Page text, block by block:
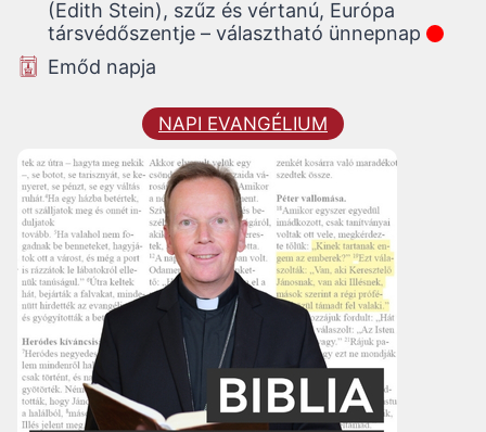
(Edith Stein), szűz és vértanú, Európa
társvédőszentje – választható ünnepnap
Emőd napja
NAPI EVANGÉLIUM